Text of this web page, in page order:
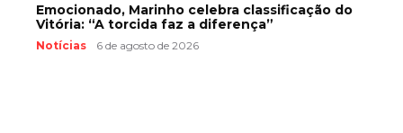
Emocionado, Marinho celebra classificação do
Vitória: “A torcida faz a diferença”
Notícias 6 de agosto de 2026